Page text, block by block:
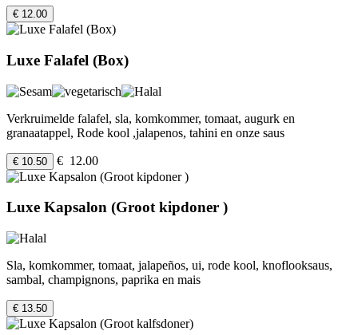
€ 12.00
Luxe Falafel (Box)
Verkruimelde falafel, sla, komkommer, tomaat, augurk en
granaatappel, Rode kool ,jalapenos, tahini en onze saus
€ 10.50 € 12.00
Luxe Kapsalon (Groot kipdoner )
Sla, komkommer, tomaat, jalapeños, ui, rode kool, knoflooksaus,
sambal, champignons, paprika en mais
€ 13.50